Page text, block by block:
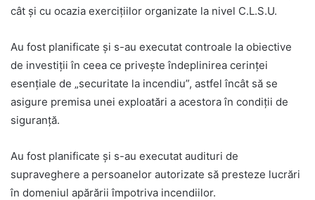
cât şi cu ocazia exerciţiilor organizate la nivel C.L.S.U.
Au fost planificate şi s-au executat controale la obiective
de investiţii în ceea ce priveşte îndeplinirea cerinţei
esențiale de „securitate la incendiu”, astfel încât să se
asigure premisa unei exploatări a acestora în condiţii de
siguranţă.
Au fost planificate şi s-au executat audituri de
supraveghere a persoanelor autorizate să presteze lucrări
în domeniul apărării împotriva incendiilor.